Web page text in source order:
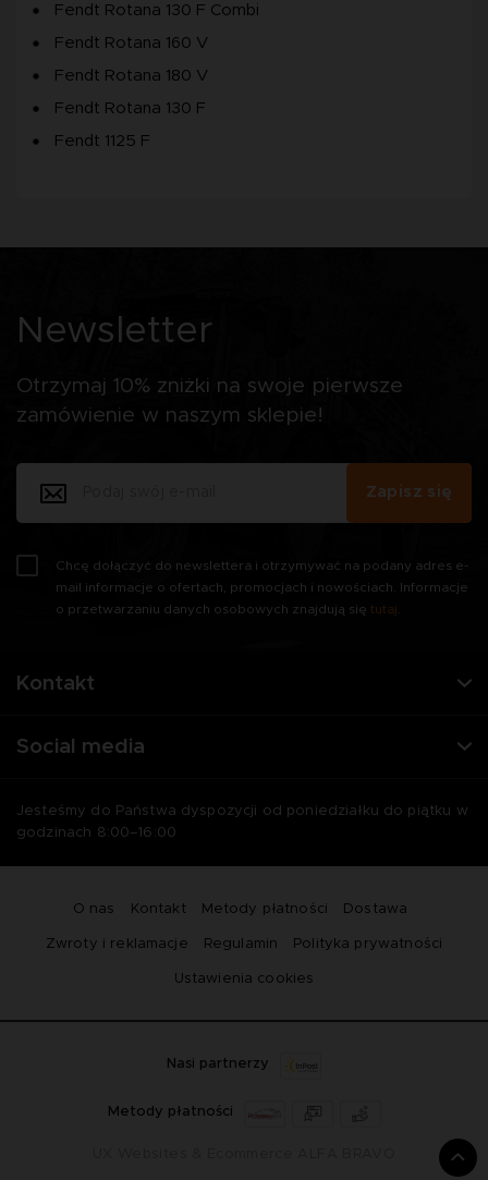
Fendt Rotana 130 F Combi
Fendt Rotana 160 V
Fendt Rotana 180 V
Fendt Rotana 130 F
Fendt 1125 F
Kontakt
Social media
Jesteśmy do Państwa dyspozycji od poniedziałku do piątku w
godzinach 8:00–16:00
Newsletter
Otrzymaj 10% zniżki na swoje pierwsze
zamówienie w naszym sklepie!
Chcę dołączyć do newslettera i otrzymywać na podany adres e-
mail informacje o ofertach, promocjach i nowościach. Informacje
o przetwarzaniu danych osobowych znajdują się tutaj
Zapisz się
O nas Kontakt Metody płatności Dostawa
Zwroty i reklamacje Regulamin Polityka prywatności
Ustawienia cookies
Nasi partnerzy
Metody płatności